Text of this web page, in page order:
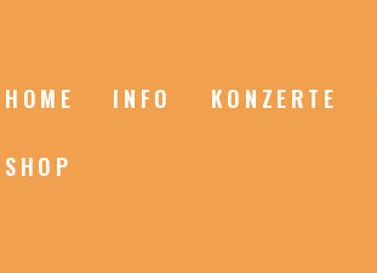
HOME INFO KONZERTE
SHOP